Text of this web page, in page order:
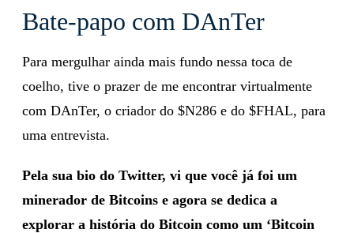
Bate-papo com DAnTer
Para mergulhar ainda mais fundo nessa toca de
coelho, tive o prazer de me encontrar virtualmente
com DAnTer, o criador do $N286 e do $FHAL, para
uma entrevista.
Pela sua bio do Twitter, vi que você já foi um
minerador de Bitcoins e agora se dedica a
explorar a história do Bitcoin como um ‘Bitcoin